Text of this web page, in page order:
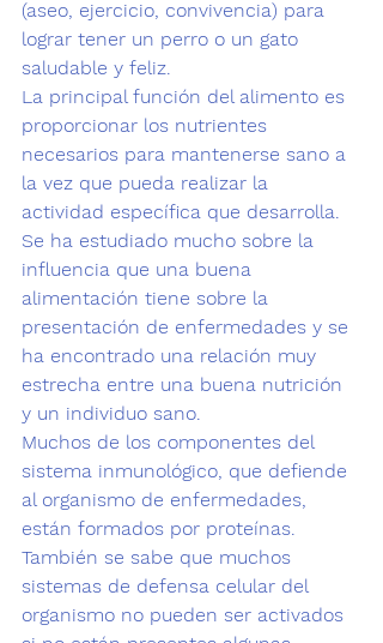
(aseo, ejercicio, convivencia) para
lograr tener un perro o un gato
saludable y feliz.
La principal función del alimento es
proporcionar los nutrientes
necesarios para mantenerse sano a
la vez que pueda realizar la
actividad específica que desarrolla.
Se ha estudiado mucho sobre la
influencia que una buena
alimentación tiene sobre la
presentación de enfermedades y se
ha encontrado una relación muy
estrecha entre una buena nutrición
y un individuo sano.
Muchos de los componentes del
sistema inmunológico, que defiende
al organismo de enfermedades,
están formados por proteínas.
También se sabe que muchos
sistemas de defensa celular del
organismo no pueden ser activados